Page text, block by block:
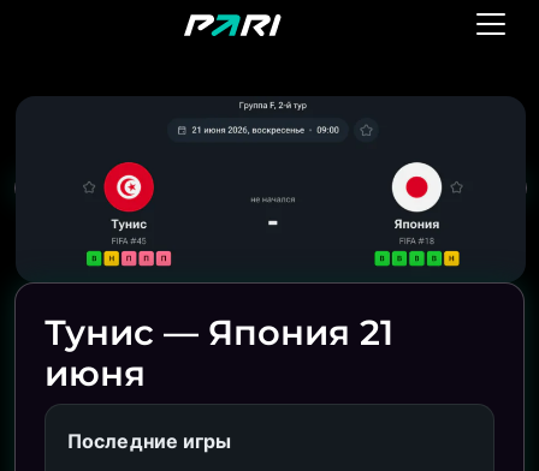
Тунис — Япония 21
июня
Последние игры